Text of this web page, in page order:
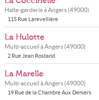
Halte-garderie àAngers(49000)
115 Rue Larevellière
La Hulotte
Multi-accueil àAngers(49000)
2 Rue Jean Rostand
La Marelle
Multi-accueil àAngers(49000)
19 Rue de la Chambre Aux Deniers